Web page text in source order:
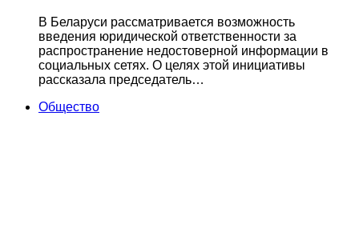
В Беларуси рассматривается возможность
введения юридической ответственности за
распространение недостоверной информации в
социальных сетях. О целях этой инициативы
рассказала председатель…
Общество